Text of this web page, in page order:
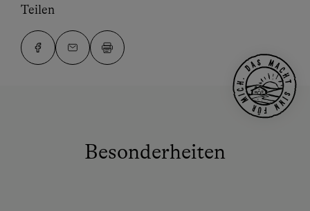
Teilen
Besonderheiten